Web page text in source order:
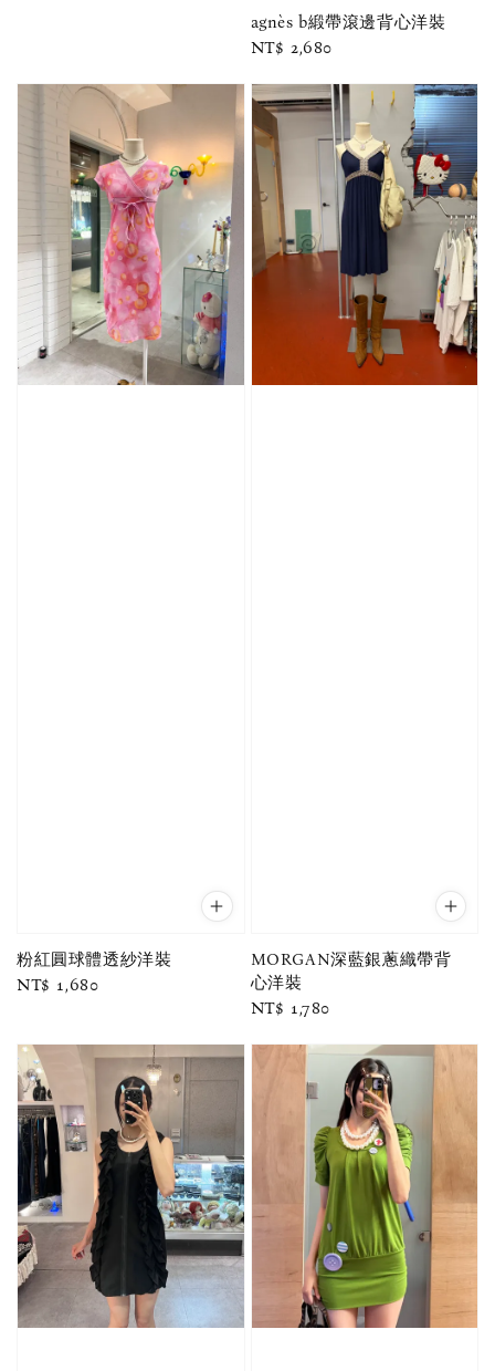
agnès b緞帶滾邊背心洋裝
Regular
NT$ 2,680
粉紅圓球體透紗洋裝
Regular
NT$ 1,680
MORGAN深藍銀蔥織帶背
心洋裝
Regular
NT$ 1,780